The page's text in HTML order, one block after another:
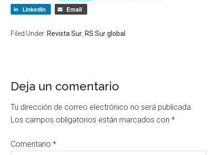
LinkedIn
Email
Filed Under:Revista Sur ,RS Sur global
Deja un comentario
Tu dirección de correo electrónico no será publicada.
Los campos obligatorios están marcados con*
Comentario*